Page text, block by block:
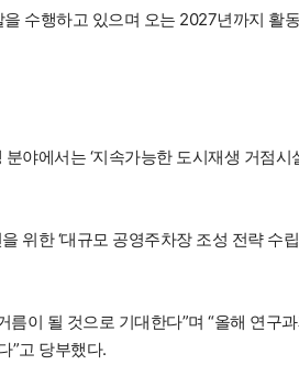
수행하고 있으며 오는 2027년까지 활
야에서는 ‘지속가능한 도시재생 거점시
위한 ‘대규모 공영주차장 조성 전략 수립
이 될 것으로 기대한다”며 “올해 연구
”고 당부했다.